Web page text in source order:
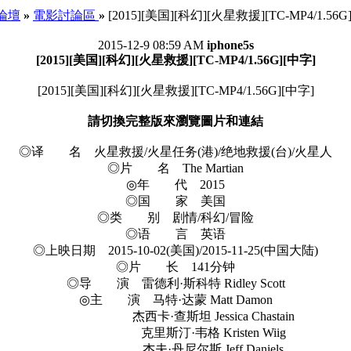
壇 » 電影討論區 » [2015][美国][科幻][火星救援][TC-MP4/
2015-12-9 08:59 AM iphone5s
[2015][美国][科幻][火星救援][TC-MP4/1.56G][中字]
[2015][美国][科幻][火星救援][TC-MP4/1.56G][中字]
請切換完整版來瀏覽圖片和連結
◎译 名 火星救援/火星任务(港)/绝地救援(台)/火星人
◎片 名 The Martian
◎年 代 2015
◎国 家 美国
◎类 别 剧情/科幻/冒险
◎语 言 英语
◎上映日期 2015-10-02(美国)/2015-11-25(中国大陆)
◎片 长 141分钟
◎导 演 雷德利·斯科特 Ridley Scott
◎主 演 马特·达蒙 Matt Damon
杰西卡·查斯坦 Jessica Chastain
克里斯汀·韦格 Kristen Wiig